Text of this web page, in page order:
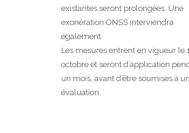
existantes seront prolongées. Une
exonération ONSS interviendra
également.
Les mesures entrent en vigueur le
octobre et seront d’application
un mois, avant d’être soumises à
évaluation.